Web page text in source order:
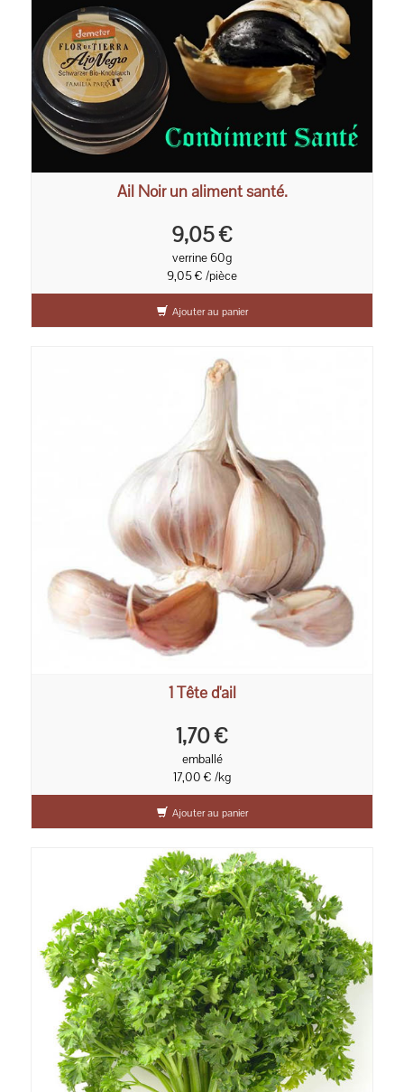
Ail Noir un aliment santé.
9,05 €
verrine 60g
9,05 € /pièce
Ajouter au panier
1 Tête d'ail
1,70 €
emballé
17,00 € /kg
Ajouter au panier